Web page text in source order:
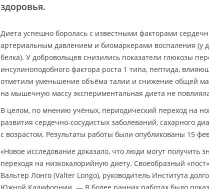
здоровья.
Диета успешно боролась с известными факторами
артериальным давлением и биомаркерами воспаления (у
белка). У добровольцев снизились показатели глюкозы
инсулиноподобного фактора роста 1 типа, пептида,
отметили уменьшение объёма талии и снижение общей
на мышечную массу экспериментальная диета не
В целом, по мнению учёных, периодический переход на
развития сердечно-сосудистых заболеваний, сахарного
с возрастом. Результаты работы были опубликованы 15
«Новое исследование доказало, что люди могут получить
переходя на низкокалорийную диету. Своеобразный
Вальтер Лонго (Valter Longo), руководитель Института